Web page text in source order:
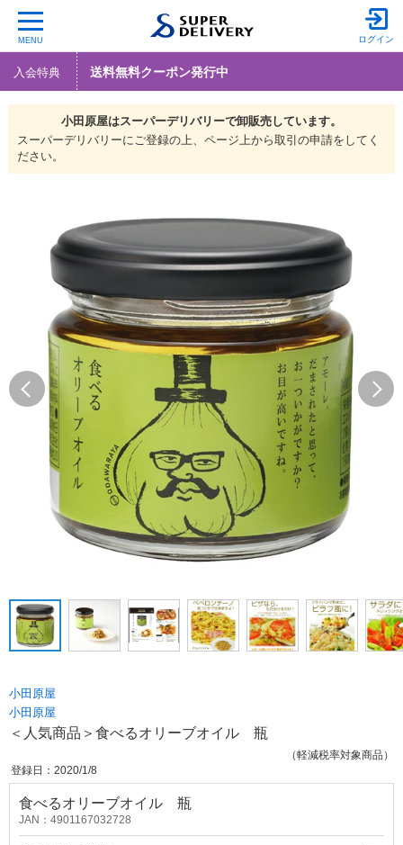
MENU ログイン
入会特典 送料無料クーポン発行中
小田原屋はスーパーデリバリーで卸販売しています。
スーパーデリバリーにご登録の上、ページ上から取引の申請をしてく
ださい。
小田原屋
小田原屋
＜人気商品＞食べるオリーブオイル 瓶
（軽減税率対象商品）
登録日：2020/1/8
食べるオリーブオイル 瓶
JAN：4901167032728